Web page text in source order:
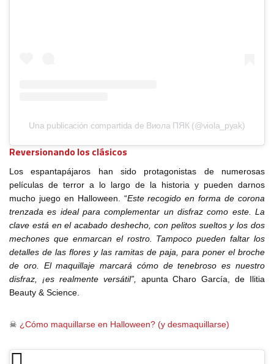
Una publicación compartida de Виола ПЯК (@viola_pyak)
Reversionando los clásicos
Los espantapájaros han sido protagonistas de numerosas
películas de terror a lo largo de la historia y pueden darnos
mucho juego en Halloween. “Este recogido en forma de corona
trenzada es ideal para complementar un disfraz como este. La
clave está en el acabado deshecho, con pelitos sueltos y los dos
mechones que enmarcan el rostro. Tampoco pueden faltar los
detalles de las flores y las ramitas de paja, para poner el broche
de oro. El maquillaje marcará cómo de tenebroso es nuestro
disfraz, ¡es realmente versátil”, apunta Charo García, de Ilitia
Beauty & Science.
☠ ¿Cómo maquillarse en Halloween? (y desmaquillarse)